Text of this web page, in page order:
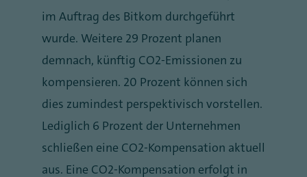
im Auftrag des Bitkom durchgeführt
wurde. Weitere 29 Prozent planen
demnach, künftig CO2-Emissionen zu
kompensieren. 20 Prozent können sich
dies zumindest perspektivisch vorstellen.
Lediglich 6 Prozent der Unternehmen
schließen eine CO2-Kompensation aktuell
aus. Eine CO2-Kompensation erfolgt in